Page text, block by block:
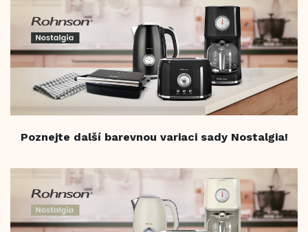
Poznejte další barevnou variaci sady Nostalgia!